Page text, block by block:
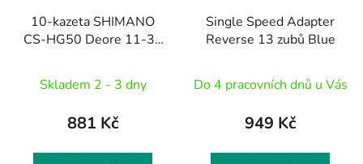
10-kazeta SHIMANO
CS-HG50 Deore 11-36
Skladem 2 - 3 dny
881 Kč
Single Speed Adapter
Reverse 13 zubů Blue
Do 4 pracovních dnů u Vás
949 Kč